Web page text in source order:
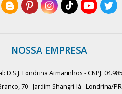
NOSSA EMPRESA
D.S.J. Londrina Armarinhos - CNPJ:
70 - Jardim Shangri-lá - Londrina/PR